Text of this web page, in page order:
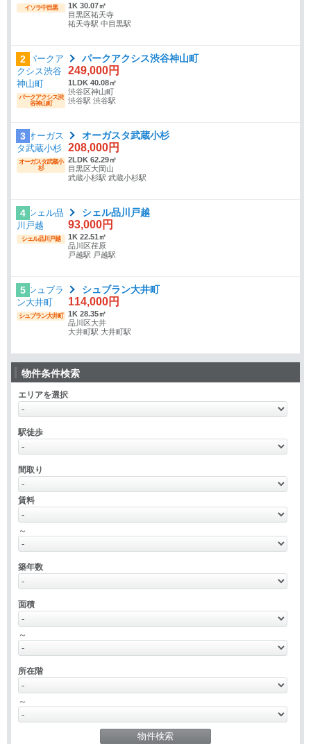
イソラ中目黒
1K 30.07㎡
目黒区祐天寺
祐天寺駅 中目黒駅
2
パークアクシス渋
谷神山町
パークアクシス渋谷神山町
249,000円
1LDK 40.08㎡
渋谷区神山町
渋谷駅 渋谷駅
3
オーガスタ武蔵小
杉
オーガスタ武蔵小杉
208,000円
2LDK 62.29㎡
目黒区大岡山
武蔵小杉駅 武蔵小杉駅
4
シェル品川戸越
シェル品川戸越
93,000円
1K 22.51㎡
品川区荏原
戸越駅 戸越駅
5
シュブラン大井町
シュブラン大井町
114,000円
1K 28.35㎡
品川区大井
大井町駅 大井町駅
物件条件検索
エリアを選択
駅徒歩
間取り
賃料
～
築年数
面積
～
所在階
～